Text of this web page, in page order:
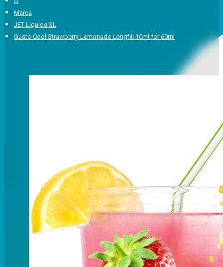
Marca
JET Liquids SL
Gusto Cool Strawberry Lemonade Longfill 10ml for 60ml